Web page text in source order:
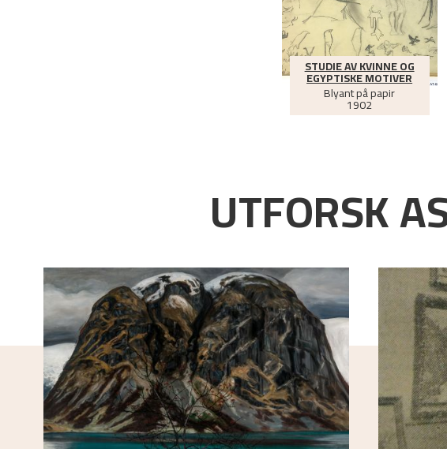
STUDIE AV KVINNE OG
EGYPTISKE MOTIVER
Blyant på papir
1902
UTFORSK